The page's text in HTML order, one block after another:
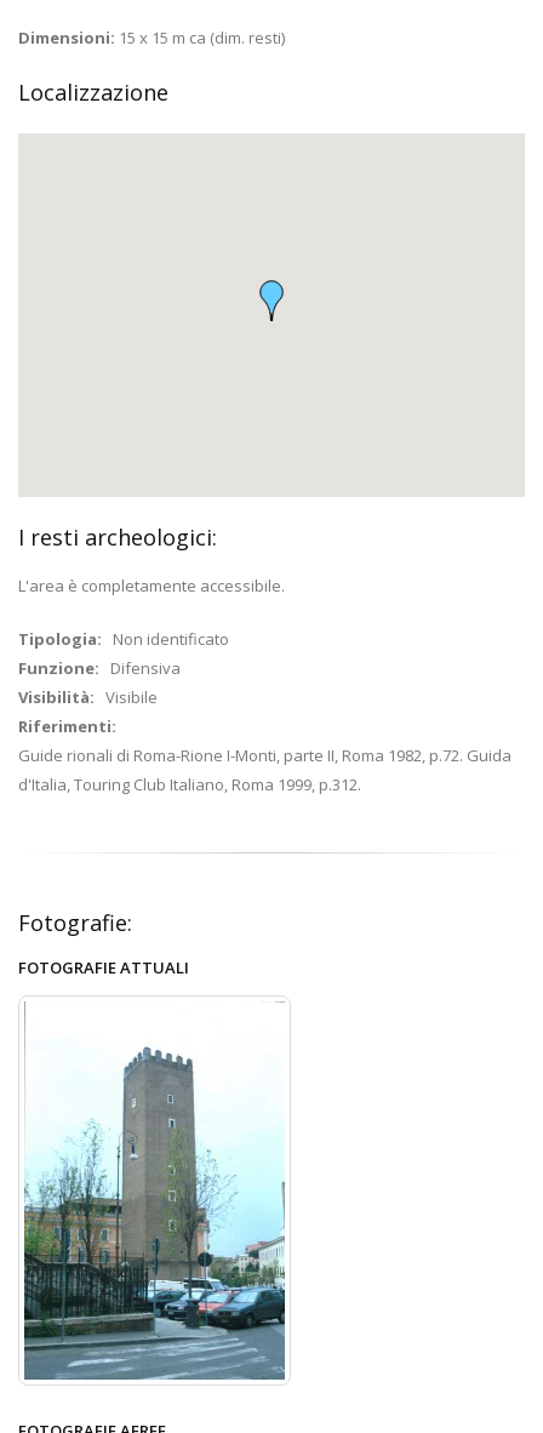
Dimensioni: 15 x 15 m ca (dim. resti)
Localizzazione
I resti archeologici:
L'area è completamente accessibile.
Tipologia: Non identificato
Funzione: Difensiva
Visibilità: Visibile
Riferimenti:
Guide rionali di Roma-Rione I-Monti, parte II, Roma 1982, p.72. Guida
d'Italia, Touring Club Italiano, Roma 1999, p.312.
Fotografie:
FOTOGRAFIE ATTUALI